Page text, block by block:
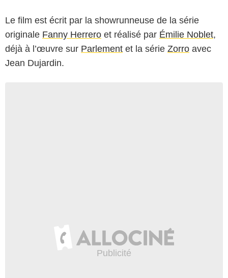
Le film est écrit par la showrunneuse de la série
originale Fanny Herrero et réalisé par Émilie Noblet,
déjà à l’œuvre sur Parlement et la série Zorro avec
Jean Dujardin.